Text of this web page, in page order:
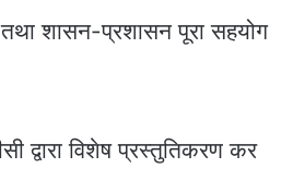
तथा शासन-प्रशासन पूरा सहयोग
द्वारा विशेष प्रस्तुतिकरण कर